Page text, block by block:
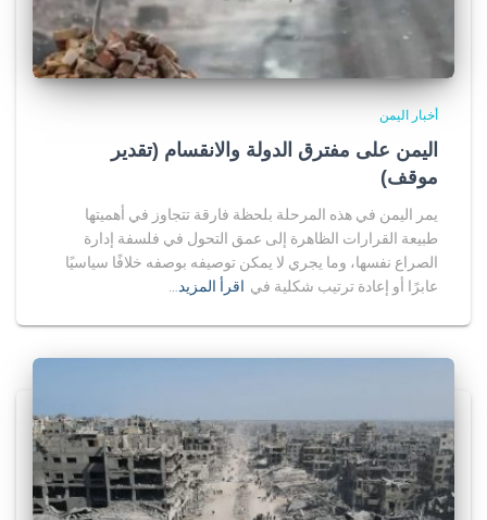
أخبار اليمن
اليمن على مفترق الدولة والانقسام (تقدير
موقف)
يمر اليمن في هذه المرحلة بلحظة فارقة تتجاوز في أهميتها
طبيعة القرارات الظاهرة إلى عمق التحول في فلسفة إدارة
الصراع نفسها، وما يجري لا يمكن توصيفه بوصفه خلافًا سياسيًا
عابرًا أو إعادة ترتيب شكلية في اقرأ المزيد…